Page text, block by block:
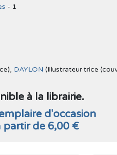
- 1
DAYLON (Illustrateur·trice
à la librairie.
d'occasion
partir de 6,00 €